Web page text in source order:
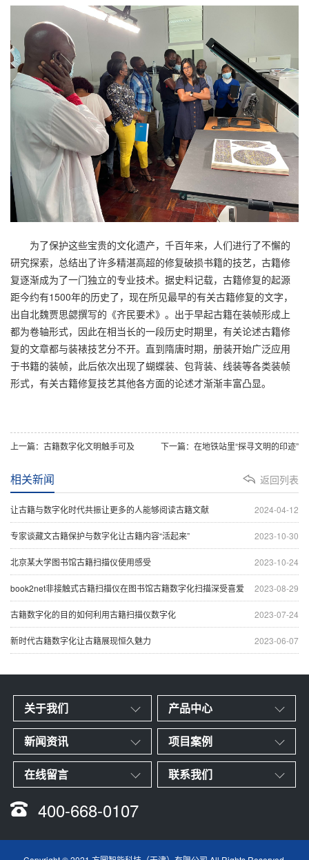
为了保护这些宝贵的文化遗产，千百年来，人们进行了不懈的
研究探索，总结出了许多精湛高超的修复破损书籍的技艺，古籍修
复逐渐成为了一门独立的专业技术。据史料记载，古籍修复的起源
距今约有1500年的历史了，现在所见最早的有关古籍修复的文字，
出自北魏贾思勰撰写的《齐民要术》。出于早起古籍在装帧形成上
都为卷轴形式，因此在相当长的一段历史时期里，有关论述古籍修
复的文章都与装裱技艺分不开。直到隋唐时期，册装开始广泛应用
于书籍的装帧，此后依次出现了蝴蝶装、包背装、线装等各类装帧
形式，有关古籍修复技艺其他各方面的论述才渐渐丰富凸显。
上一篇：古籍数字化文明触手可及 下一篇：在地铁站里“探寻文明的印迹”
返回列表
相关新闻
2024-04-12
让古籍与数字化时代共振让更多的人能够阅读古籍文献
2023-10-30
专家谈藏文古籍保护与数字化让古籍内容“活起来”
2023-10-24
北京某大学图书馆古籍扫描仪使用感受
2023-08-29
book2net非接触式古籍扫描仪在图书馆古籍数字化扫描深受喜爱
2023-07-24
古籍数字化的目的如何利用古籍扫描仪数字化
2023-06-07
新时代古籍数字化让古籍展现恒久魅力
关于我们 产品中心
新闻资讯 项目案例
在线留言 联系我们
400-668-0107